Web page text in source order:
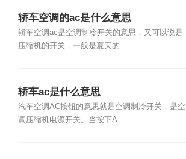
轿车空调的ac是什么意思
轿车空调ac是空调制冷开关的意思，又可以说是
压缩机的开关，一般是夏天的...
轿车ac是什么意思
汽车空调AC按钮的意思就是空调制冷开关，是空
调压缩机电源开关。当按下A...